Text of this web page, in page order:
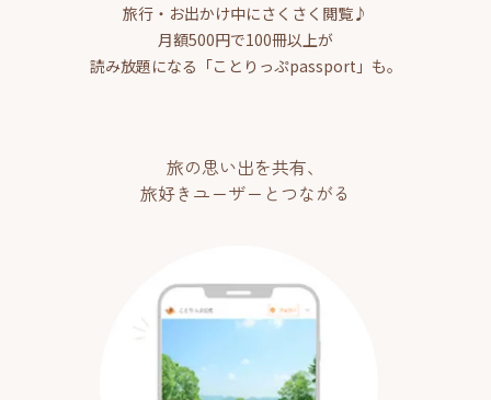
旅行・お出かけ中にさくさく閲覧♪
月額500円で100冊以上が
読み放題になる「ことりっぷpassport」も。
旅の思い出を共有、
旅好きユーザーとつながる